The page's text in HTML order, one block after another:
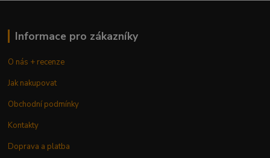
Informace pro zákazníky
O nás + recenze
Jak nakupovat
Obchodní podmínky
Kontakty
Doprava a platba